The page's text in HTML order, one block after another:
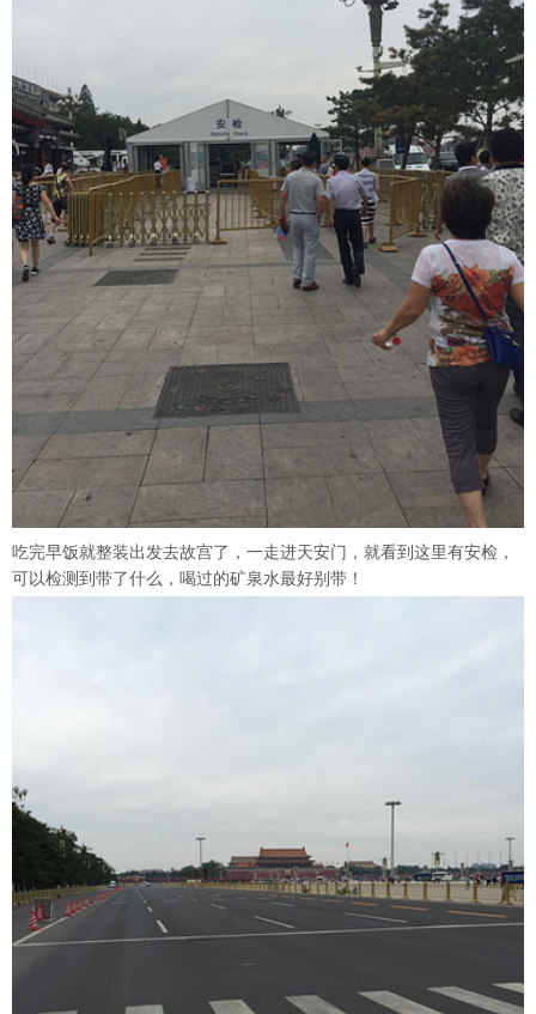
吃完早饭就整装出发去故宫了，一走进天安门，就看到这里有安检，
可以检测到带了什么，喝过的矿泉水最好别带！